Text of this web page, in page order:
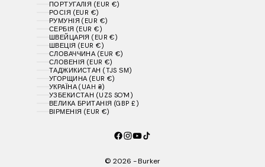
ПОРТУГАЛІЯ (EUR €)
РОСІЯ (EUR €)
РУМУНІЯ (EUR €)
СЕРБІЯ (EUR €)
ШВЕЙЦАРІЯ (EUR €)
ШВЕЦІЯ (EUR €)
СЛОВАЧЧИНА (EUR €)
СЛОВЕНІЯ (EUR €)
ТАДЖИКИСТАН (TJS ЅМ)
УГОРЩИНА (EUR €)
УКРАЇНА (UAH ₴)
УЗБЕКИСТАН (UZS SO'M)
ВЕЛИКА БРИТАНІЯ (GBP £)
ВІРМЕНІЯ (EUR €)
© 2026 - Burker